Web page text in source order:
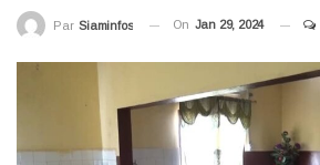
Par Siaminfos On Jan 29, 2024